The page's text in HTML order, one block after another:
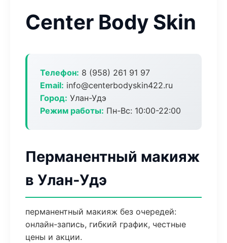
Center Body Skin
Телефон: 8 (958) 261 91 97
Email: info@centerbodyskin422.ru
Город: Улан-Удэ
Режим работы: Пн-Вс: 10:00-22:00
Перманентный макияж
в Улан-Удэ
перманентный макияж без очередей:
онлайн-запись, гибкий график, честные
цены и акции.